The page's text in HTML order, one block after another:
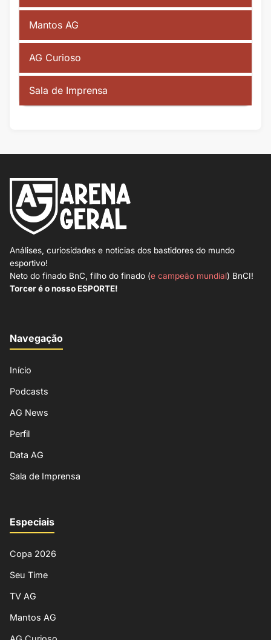
Mantos AG
AG Curioso
Sala de Imprensa
Análises, curiosidades e notícias dos bastidores do mundo
esportivo!
Neto do finado BnC, filho do finado (e campeão mundial) BnCI!
Torcer é o nosso ESPORTE!
Navegação
Início
Podcasts
AG News
Perfil
Data AG
Sala de Imprensa
Especiais
Copa 2026
Seu Time
TV AG
Mantos AG